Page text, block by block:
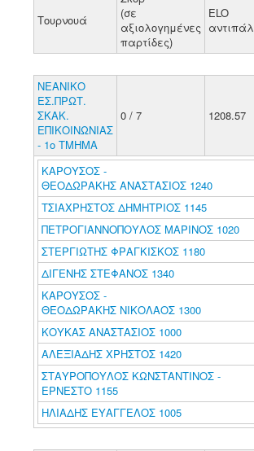
Τουρνουά
(σε
αξιολογημένες
παρτίδες)
ELO
ΝΕΑΝΙΚΟ
ΕΣ.ΠΡΩΤ.
ΣΚΑΚ.
ΕΠΙΚΟΙΝΩΝΙΑΣ
- 1ο ΤΜΗΜΑ
0 / 7 1208.57
ΚΑΡΟΥΣΟΣ -
ΘΕΟΔΩΡΑΚΗΣ ΑΝΑΣΤΑΣΙΟΣ 1240
ΤΣΙΑΧΡΗΣΤΟΣ ΔΗΜΗΤΡΙΟΣ 1145
ΠΕΤΡΟΓΙΑΝΝΟΠΟΥΛΟΣ ΜΑΡΙΝΟΣ 1020
ΣΤΕΡΓΙΩΤΗΣ ΦΡΑΓΚΙΣΚΟΣ 1180
ΔΙΓΕΝΗΣ ΣΤΕΦΑΝΟΣ 1340
ΚΑΡΟΥΣΟΣ -
ΘΕΟΔΩΡΑΚΗΣ ΝΙΚΟΛΑΟΣ 1300
ΚΟΥΚΑΣ ΑΝΑΣΤΑΣΙΟΣ 1000
ΑΛΕΞΙΑΔΗΣ ΧΡΗΣΤΟΣ 1420
ΣΤΑΥΡΟΠΟΥΛΟΣ ΚΩΝΣΤΑΝΤΙΝΟΣ -
ΕΡΝΕΣΤΟ 1155
ΗΛΙΑΔΗΣ ΕΥΑΓΓΕΛΟΣ 1005